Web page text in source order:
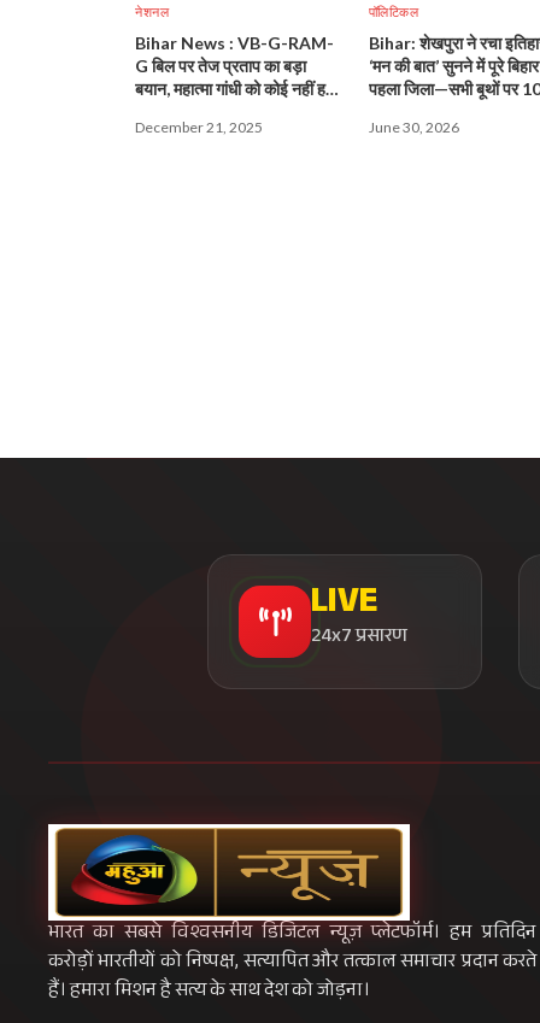
नेशनल
Bihar News : VB-G-RAM-
G बिल पर तेज प्रताप का बड़ा
बयान, महात्मा गांधी को कोई नहीं हटा
December 21, 2025
पॉलिटिकल
Bihar: शेखपुरा ने रचा
‘मन की बात’ सुनने में पूरे
पहला जिला—सभी बूथों पर
June 30, 2026
LIVE
24x7 प्रसारण
भारत का सबसे विश्वसनीय डिजिटल न्यूज़ प्लेटफॉर्म। हम प्रतिदिन
करोड़ों भारतीयों को निष्पक्ष, सत्यापित और तत्काल समाचार प्रदान करते
हैं। हमारा मिशन है सत्य के साथ देश को जोड़ना।